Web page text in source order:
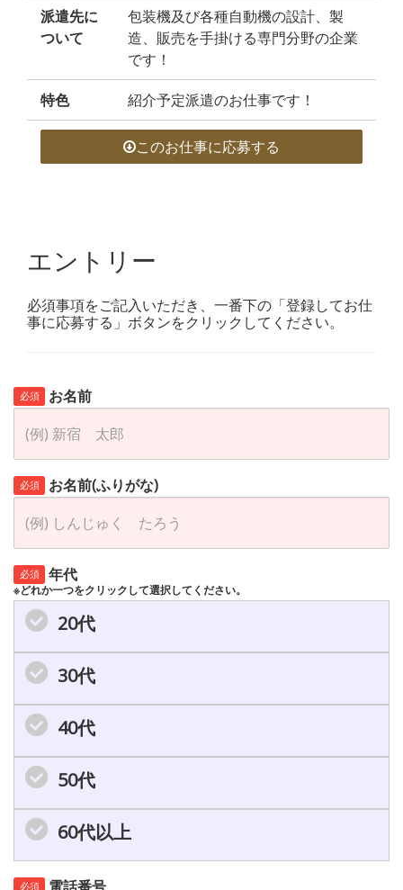
派遣先に
ついて
包装機及び各種自動機の設計、製
造、販売を手掛ける専門分野の企業
です！
特色 紹介予定派遣のお仕事です！
このお仕事に応募する
エントリー
必須事項をご記入いただき、一番下の「登録してお仕
事に応募する」ボタンをクリックしてください。
必須 お名前
必須 お名前(ふりがな)
必須 年代
※どれか一つをクリックして選択してください。
20代
30代
40代
50代
60代以上
必須